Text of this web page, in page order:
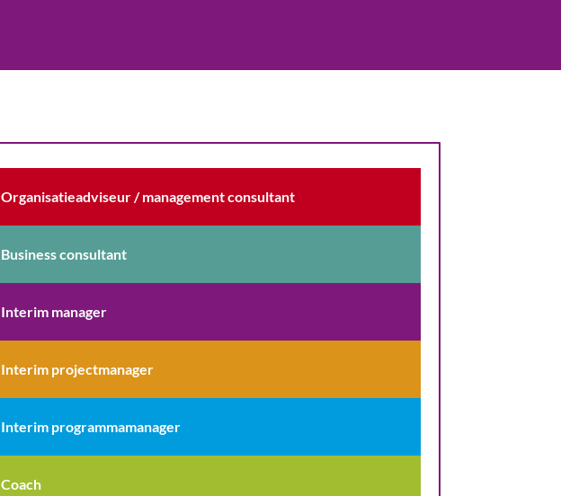
Organisatieadviseur / management consultant
Business consultant
Interim manager
Interim projectmanager
Interim programmamanager
Coach